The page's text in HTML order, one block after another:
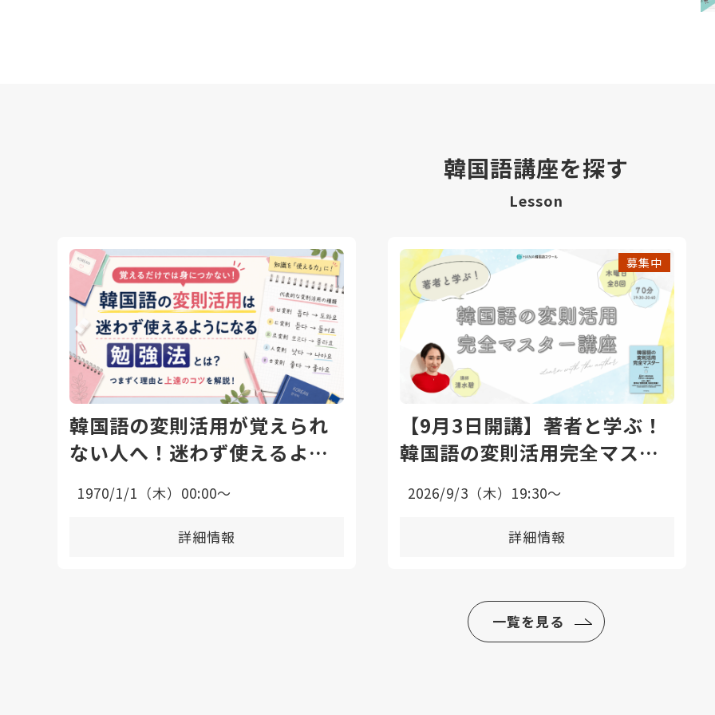
韓国語講座を探す
Lesson
韓国語の変則活用が覚えられ
ない人へ！迷わず使えるよう
1970/1/1（木）00:00〜
詳細情報
募集中
【9月3日開講】著者と学ぶ！
韓国語の変則活用完全マスタ
2026/9/3（木）19:30〜
詳細情報
一覧を見る